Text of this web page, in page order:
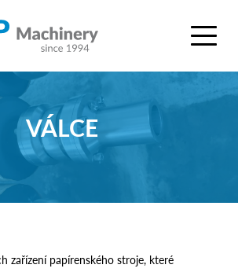
VÁLCE
zařízení papírenského stroje, které